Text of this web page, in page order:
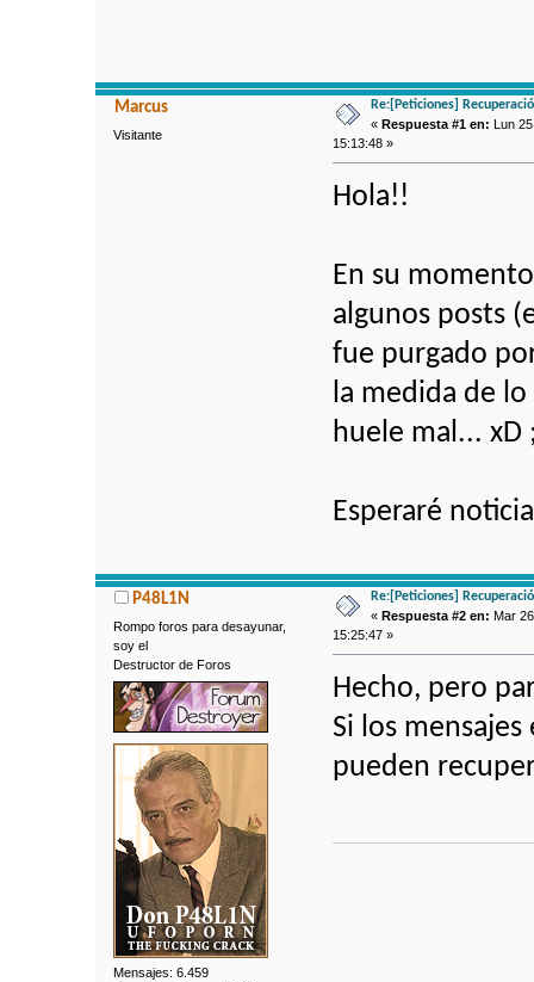
Marcus
Visitante
Re:[Peticiones]
«Respuesta #1 en: Lun
15:13:48 »
Hola!!
En su
algunos posts
fue purgado
la medida de
huele mal... xD
Esperaré
P48L1N
Rompo foros para desayunar,
soy el
Destructor de Foros
Mensajes: 6.459
Re:[Peticiones]
« Respuesta #2 en: Mar
15:25:47 »
Hecho, pero
Si los
pueden